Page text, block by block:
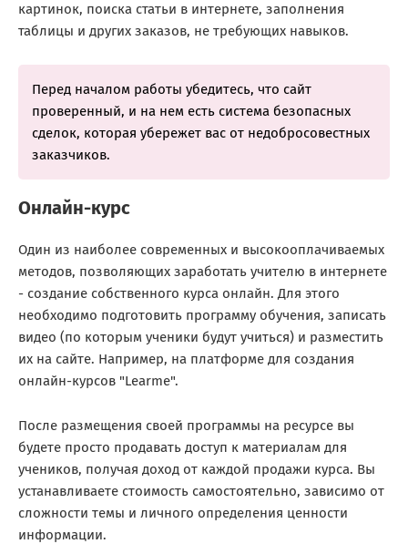
картинок, поиска статьи в интернете, заполнения
таблицы и других заказов, не требующих навыков.
Перед началом работы убедитесь, что сайт
проверенный, и на нем есть система безопасных
сделок, которая убережет вас от недобросовестных
заказчиков.
Онлайн-курс
Один из наиболее современных и высокооплачиваемых
методов, позволяющих заработать учителю в интернете
- создание собственного курса онлайн. Для этого
необходимо подготовить программу обучения, записать
видео (по которым ученики будут учиться) и разместить
их на сайте. Например, на платформе для создания
онлайн-курсов "Learme".
После размещения своей программы на ресурсе вы
будете просто продавать доступ к материалам для
учеников, получая доход от каждой продажи курса. Вы
устанавливаете стоимость самостоятельно, зависимо от
сложности темы и личного определения ценности
информации.